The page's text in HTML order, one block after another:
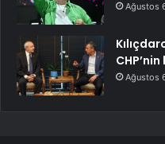
Ağustos
Ağustos